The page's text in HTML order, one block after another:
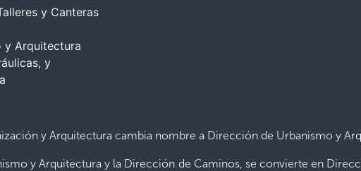
y Canteras
y Arquitectura
y
y Arquitectura cambia nombre a Dirección de Urbanismo y
y Arquitectura y la Dirección de Caminos, se convierte en